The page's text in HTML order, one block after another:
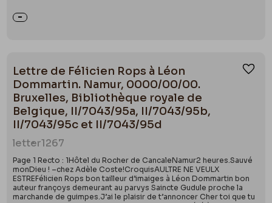
Lettre de Félicien Rops à Léon
Dommartin. Namur, 0000/00/00.
Bruxelles, Bibliothèque royale de
Belgique, II/7043/95a, II/7043/95b,
II/7043/95c et II/7043/95d
letter1267
Page 1 Recto : 1Hôtel du Rocher de CancaleNamur2 heures.Sauvé
monDieu ! –chez Adèle Coste!CroquisAULTRE NE VEULX
ESTREFélicien Rops bon tailleur d’imaiges à Léon Dommartin bon
auteur françoys demeurant au parvys Saincte Gudule proche la
marchande de guimpes.J’ai le plaisir de t’annoncer Cher toi que tu